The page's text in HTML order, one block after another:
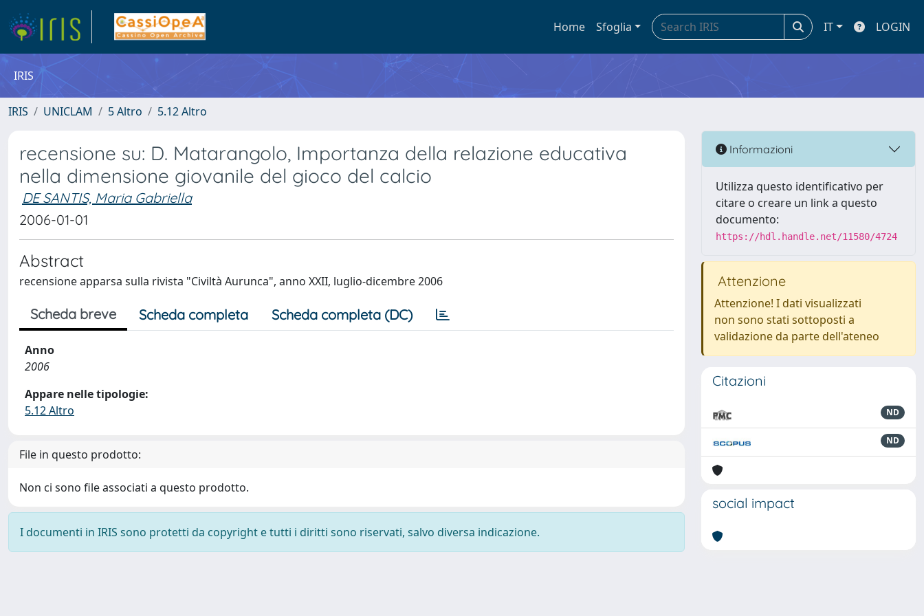
Home Sfoglia IT LOGIN
IRIS
IRIS UNICLAM 5 Altro 5.12 Altro
recensione su: D. Matarangolo, Importanza della relazione educativa
nella dimensione giovanile del gioco del calcio
DE SANTIS, Maria Gabriella
2006-01-01
Abstract
recensione apparsa sulla rivista "Civiltà Aurunca", anno XXII, luglio-dicembre 2006
Scheda breve Scheda completa Scheda completa (DC)
Anno
2006
Appare nelle tipologie:
5.12 Altro
File in questo prodotto:
Non ci sono file associati a questo prodotto.
I documenti in IRIS sono protetti da copyright e tutti i diritti sono riservati, salvo diversa indicazione.
Informazioni
Utilizza questo identificativo per
citare o creare un link a questo
documento:
https://hdl.handle.net/11580/4724
Attenzione
Attenzione! I dati visualizzati
non sono stati sottoposti a
validazione da parte dell'ateneo
Citazioni
ND
ND
social impact